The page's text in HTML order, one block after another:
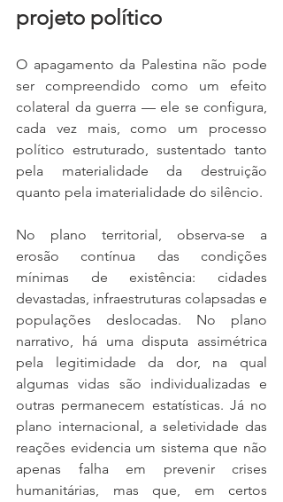
projeto político
O apagamento da Palestina não pode
ser compreendido como um efeito
colateral da guerra — ele se configura,
cada vez mais, como um processo
político estruturado, sustentado tanto
pela materialidade da destruição
quanto pela imaterialidade do silêncio.
No plano territorial, observa-se a
erosão contínua das condições
mínimas de existência: cidades
devastadas, infraestruturas colapsadas e
populações deslocadas. No plano
narrativo, há uma disputa assimétrica
pela legitimidade da dor, na qual
algumas vidas são individualizadas e
outras permanecem estatísticas. Já no
plano internacional, a seletividade das
reações evidencia um sistema que não
apenas falha em prevenir crises
humanitárias, mas que, em certos